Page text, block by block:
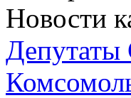
Новости
Депутаты